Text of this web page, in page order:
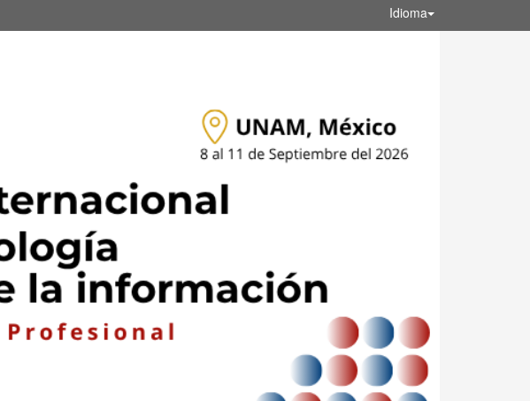
Idioma